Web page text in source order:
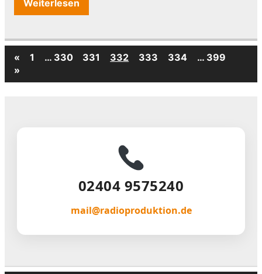
Weiterlesen
« 1 … 330 331 332 333 334 … 399
»
02404 9575240
mail@radioproduktion.de